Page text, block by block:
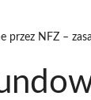
przez NFZ –